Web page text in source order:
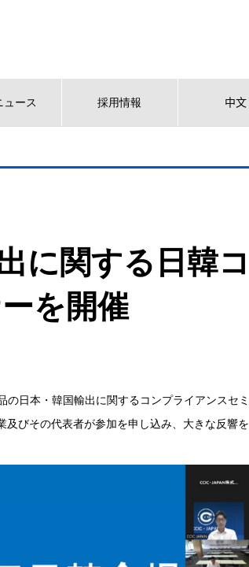
ュース 採用情報 中文
に関する日韓コ
を開催
日本・韓国輸出に関するコンプライアンスセミ
びその代表者が参加を申し込み、大きな反響を